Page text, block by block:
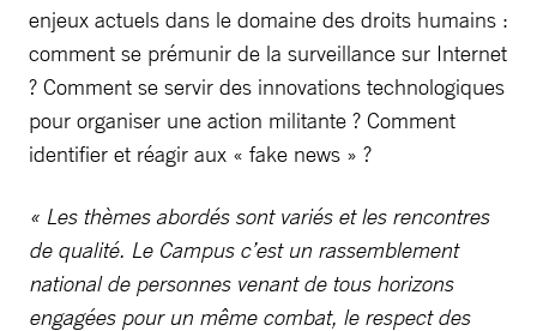
enjeux actuels dans le domaine des droits humains :
comment se prémunir de la surveillance sur Internet
? Comment se servir des innovations technologiques
pour organiser une action militante ? Comment
identifier et réagir aux « fake news » ?
« Les thèmes abordés sont variés et les rencontres
de qualité. Le Campus c’est un rassemblement
national de personnes venant de tous horizons
engagées pour un même combat, le respect des